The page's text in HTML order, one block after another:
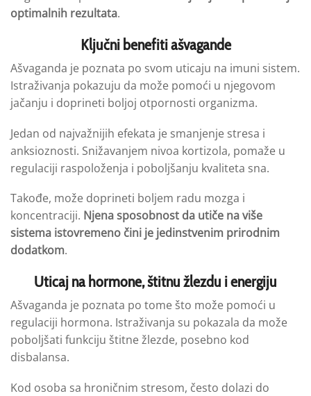
optimalnih rezultata.
Ključni benefiti ašvagande
Ašvaganda je poznata po svom uticaju na imuni sistem.
Istraživanja pokazuju da može pomoći u njegovom
jačanju i doprineti boljoj otpornosti organizma.
Jedan od najvažnijih efekata je smanjenje stresa i
anksioznosti. Snižavanjem nivoa kortizola, pomaže u
regulaciji raspoloženja i poboljšanju kvaliteta sna.
Takođe, može doprineti boljem radu mozga i
koncentraciji. Njena sposobnost da utiče na više
sistema istovremeno čini je jedinstvenim prirodnim
dodatkom.
Uticaj na hormone, štitnu žlezdu i energiju
Ašvaganda je poznata po tome što može pomoći u
regulaciji hormona. Istraživanja su pokazala da može
poboljšati funkciju štitne žlezde, posebno kod
disbalansa.
Kod osoba sa hroničnim stresom, često dolazi do